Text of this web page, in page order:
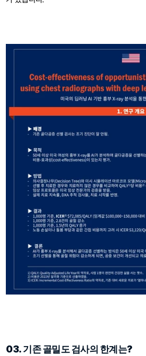
03. 기존 골밀도 검사의 한계는?